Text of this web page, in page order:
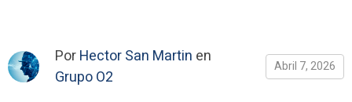
PorHector San Martin en
Grupo O2
Abril 7, 2026